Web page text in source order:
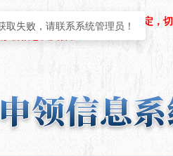
，请严格遵守相关保密工作规定，切
取失败，请联系系统管理员！